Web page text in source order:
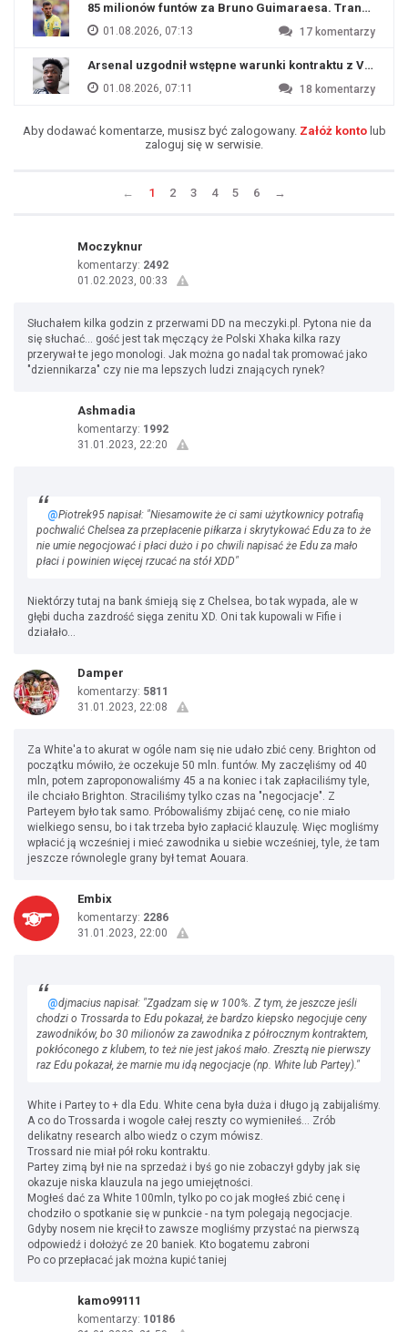
85 milionów funtów za Bruno Guimaraesa. Transfer
01.08.2026, 07:13 17 komentarzy
Arsenal uzgodnił wstępne warunki kontraktu z
01.08.2026, 07:11 18 komentarzy
Aby dodawać komentarze, musisz być zalogowany. Załóż kontolub
zaloguj się w serwisie.
← 1 2 3 4 5 6 →
Moczyknur
komentarzy: 2492
01.02.2023, 00:33
Słuchałem kilka godzin z przerwami DD na meczyki.pl. Pytona nie da
się słuchać... gość jest tak męczący że Polski Xhaka kilka razy
przerywał te jego monologi. Jak można go nadal tak promować jako
"dziennikarza" czy nie ma lepszych ludzi znających rynek?
Ashmadia
komentarzy: 1992
31.01.2023, 22:20
@Piotrek95 napisał: "Niesamowite że ci sami użytkownicy potrafią
pochwalić Chelsea za przepłacenie piłkarza i skrytykować Edu za to że
nie umie negocjować i płaci dużo i po chwili napisać że Edu za mało
płaci i powinien więcej rzucać na stół XDD"
Niektórzy tutaj na bank śmieją się z Chelsea, bo tak wypada, ale w
głębi ducha zazdrość sięga zenitu XD. Oni tak kupowali w Fifie i
działało...
Damper
komentarzy: 5811
31.01.2023, 22:08
Za White'a to akurat w ogóle nam się nie udało zbić ceny. Brighton od
początku mówiło, że oczekuje 50 mln. funtów. My zaczęliśmy od 40
mln, potem zaproponowaliśmy 45 a na koniec i tak zapłaciliśmy tyle,
ile chciało Brighton. Straciliśmy tylko czas na "negocjacje". Z
Parteyem było tak samo. Próbowaliśmy zbijać cenę, co nie miało
wielkiego sensu, bo i tak trzeba było zapłacić klauzulę. Więc mogliśmy
wpłacić ją wcześniej i mieć zawodnika u siebie wcześniej, tyle, że tam
jeszcze równolegle grany był temat Aouara.
Embix
komentarzy: 2286
31.01.2023, 22:00
@djmacius napisał: "Zgadzam się w 100%. Z tym, że jeszcze jeśli
chodzi o Trossarda to Edu pokazał, że bardzo kiepsko negocjuje ceny
zawodników, bo 30 milionów za zawodnika z półrocznym kontraktem,
pokłóconego z klubem, to też nie jest jakoś mało. Zresztą nie pierwszy
raz Edu pokazał, że marnie mu idą negocjacje (np. White lub Partey)."
White i Partey to + dla Edu. White cena była duża i długo ją zabijaliśmy.
A co do Trossarda i wogole całej reszty co wymieniłeś... Zrób
delikatny research albo wiedz o czym mówisz.
Trossard nie miał pół roku kontraktu.
Partey zimą był nie na sprzedaż i byś go nie zobaczył gdyby jak się
okazuje niska klauzula na jego umiejętności.
Mogłeś dać za White 100mln, tylko po co jak mogłeś zbić cenę i
chodziło o spotkanie się w punkcie - na tym polegają negocjacje.
Gdyby nosem nie kręcił to zawsze mogliśmy przystać na pierwszą
odpowiedź i dołożyć ze 20 baniek. Kto bogatemu zabroni
Po co przepłacać jak można kupić taniej
kamo99111
komentarzy: 10186